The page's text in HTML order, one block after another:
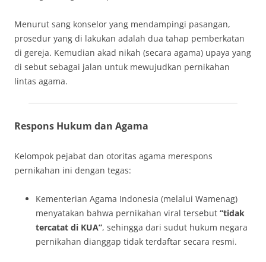
Menurut sang konselor yang mendampingi pasangan,
prosedur yang di lakukan adalah dua tahap pemberkatan
di gereja. Kemudian akad nikah (secara agama) upaya yang
di sebut sebagai jalan untuk mewujudkan pernikahan
lintas agama.
Respons Hukum dan Agama
Kelompok pejabat dan otoritas agama merespons
pernikahan ini dengan tegas:
Kementerian Agama Indonesia (melalui Wamenag)
menyatakan bahwa pernikahan viral tersebut “tidak
tercatat di KUA”, sehingga dari sudut hukum negara
pernikahan dianggap tidak terdaftar secara resmi.